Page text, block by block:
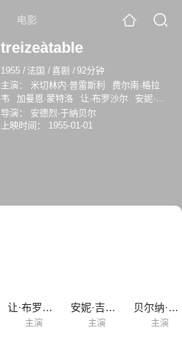
电影
treizeàtable
1955 / 法国 /喜剧 /92分钟
主演：
米切林内·普雷斯利
费尔南·格拉
韦
加曼恩·蒙特洛 让·布罗沙尔
安妮·吉
拉尔多
米沙·奥尔 勒内·勒菲弗-贝尔
尔纳·拉雅里热
Jacqueline Huet
导演：
安德烈·于纳贝尔
上映时间：
1955-01-01
让·布罗沙尔
主演
安妮·吉拉尔多
主演
贝尔纳·拉雅里热
主演